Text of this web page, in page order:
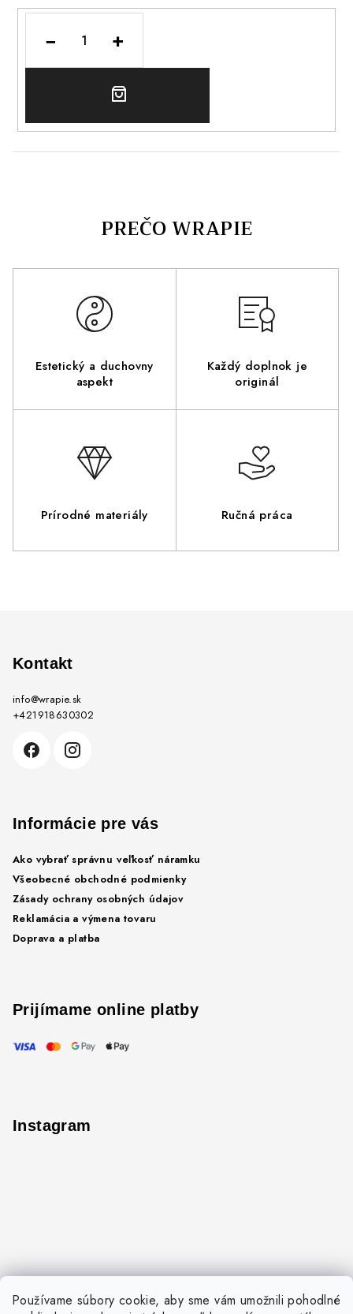
Používame súbory cookie, aby sme vám umožnili pohodlné
Estetický a duchovny
aspekt
Každý doplnok je
originál
Prírodné materiály Ručná práca
+
−
DO
Kontakt
info@wrapie.sk
+421918630302
Informácie pre vás
Ako vybrať správnu veľkosť náramku
Všeobecné obchodné podmienky
Zásady ochrany osobných údajov
Reklamácia a výmena tovaru
Doprava a platba
Prijímame online platby
Instagram